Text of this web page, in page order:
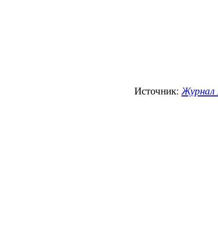
Источник:Журнал